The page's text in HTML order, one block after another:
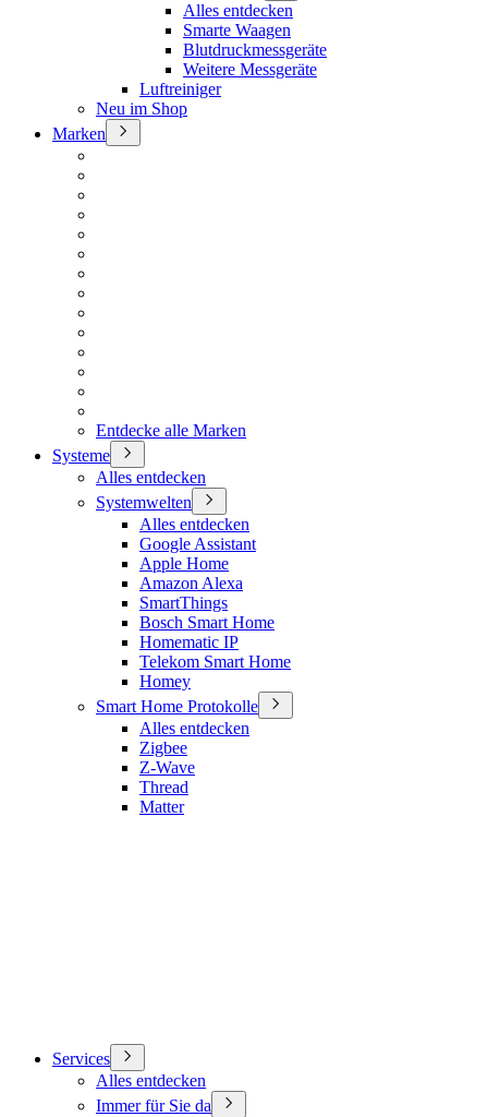
Alles entdecken
Smarte Waagen
Blutdruckmessgeräte
Weitere Messgeräte
Luftreiniger
Neu im Shop
Marken
Entdecke alle Marken
Systeme
Alles entdecken
Systemwelten
Alles entdecken
Google Assistant
Apple Home
Amazon Alexa
SmartThings
Bosch Smart Home
Homematic IP
Telekom Smart Home
Homey
Smart Home Protokolle
Alles entdecken
Zigbee
Z-Wave
Thread
Matter
Services
Alles entdecken
Immer für Sie da